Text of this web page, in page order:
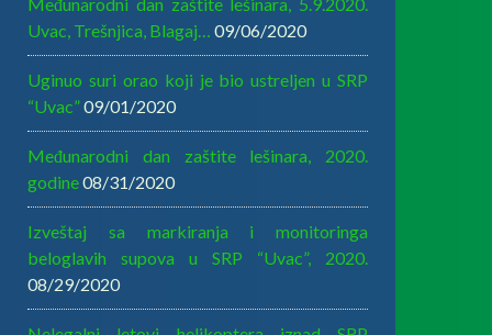
Uvac, Trešnjica, Blagaj…
09/06/2020
Uginuo suri orao koji je bio ustreljen u SRP
“Uvac”09/01/2020
Međunarodni dan zaštite lešinara, 2020.
godine08/31/2020
Izveštaj sa markiranja i monitoringa
beloglavih supova u SRP “Uvac”, 2020.
08/29/2020